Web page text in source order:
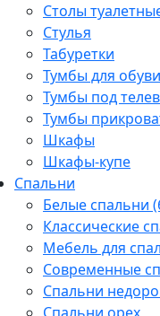
Столы
Стулья
Табуретки
Тумбы для обуви
Тумбы под
Тумбы
Шкафы
Шкафы-купе
Спальни
Белые спальни
Классические
Мебель для
Современные
Спальни